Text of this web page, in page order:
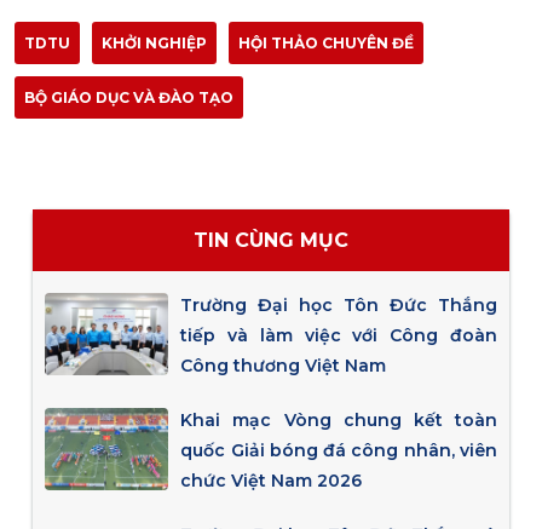
TDTU KHỞI NGHIỆP HỘI THẢO CHUYÊN ĐỀ
BỘ GIÁO DỤC VÀ ĐÀO TẠO
TIN CÙNG MỤC
Trường Đại học Tôn Đức Thắng
tiếp và làm việc với Công đoàn
Công thương Việt Nam
Khai mạc Vòng chung kết toàn
quốc Giải bóng đá công nhân, viên
chức Việt Nam 2026